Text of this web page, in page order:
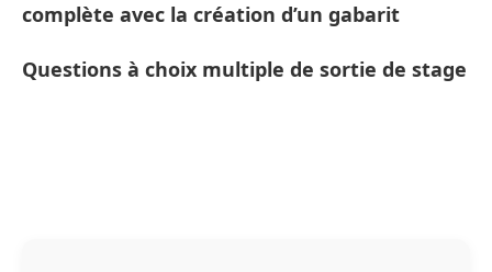
complète avec la création d’un gabarit
Questions à choix multiple de sortie de stage